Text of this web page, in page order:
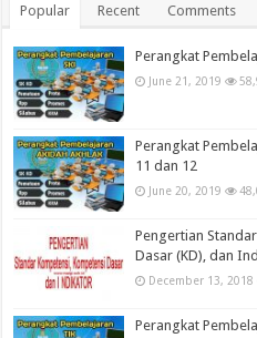
Popular Recent Comments
Perangkat
June 21, 2019
Perangkat
11 dan 12
June 20, 2019
Pengertian
Dasar (KD), dan
December 13, 2018
Perangkat